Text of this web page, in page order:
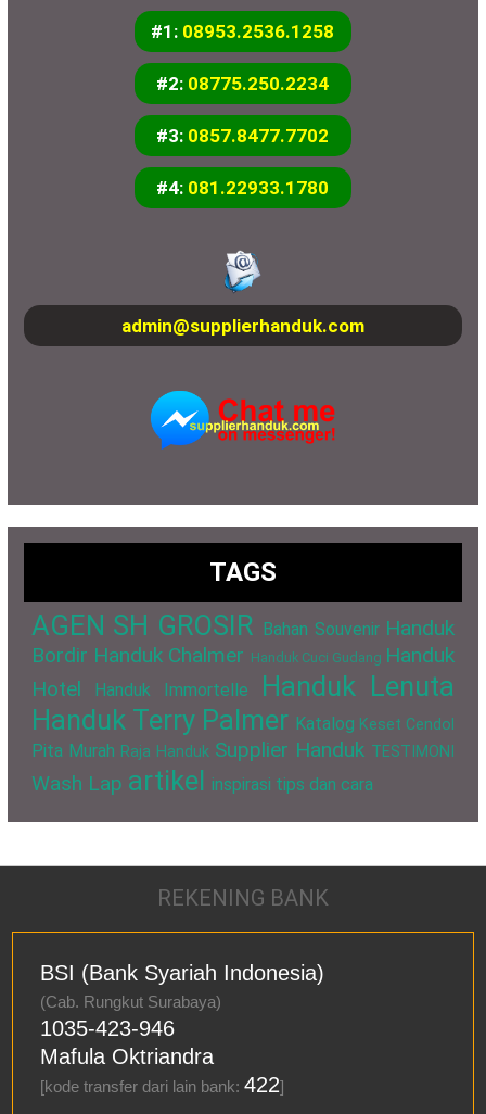
#1: 08953.2536.1258
#2: 08775.250.2234
#3: 0857.8477.7702
#4: 081.22933.1780
admin@supplierhanduk.com
TAGS
AGEN SH GROSIR Bahan Souvenir Handuk
Bordir Handuk Chalmer Handuk Cuci Gudang Handuk
Hotel
Handuk Immortelle
Handuk Lenuta
Handuk Terry Palmer Katalog Keset Cendol
Pita Murah Raja Handuk Supplier Handuk TESTIMONI
Wash Lap artikel inspirasi tips dan cara
REKENING BANK
BSI (Bank Syariah Indonesia)
(Cab. Rungkut Surabaya)
1035-423-946
Mafula Oktriandra
[kode transfer dari lain bank:422]